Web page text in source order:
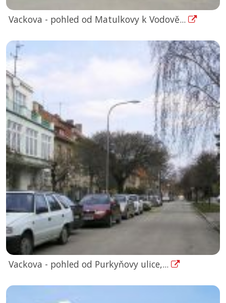
Vackova - pohled od Matulkovy k Vodově...
Vackova - pohled od Purkyňovy ulice,...